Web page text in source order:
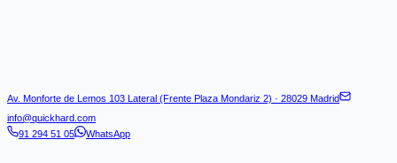
Av. Monforte de Lemos 103 Lateral (Frente Plaza Mondariz 2) · 28029 Madrid
info@quickhard.com
91 294 51 05
WhatsApp